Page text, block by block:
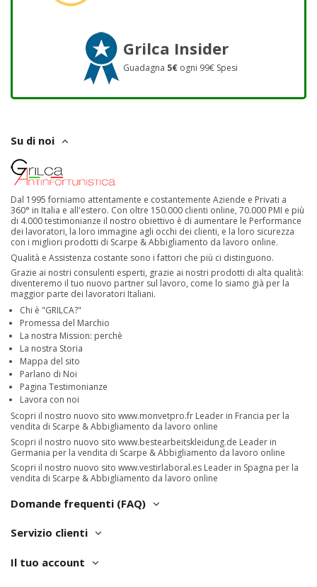
Grilca Insider
Guadagna 5€ ogni 99€ Spesi
Su di noi
Dal 1995 forniamo attentamente e costantemente Aziende e Privati a
360° in Italia e all'estero. Con oltre 150.000 clienti online, 70.000 PMI e più
di 4.000 testimonianze il nostro obiettivo è di aumentare le Performance
dei lavoratori, la loro immagine agli occhi dei clienti, e la loro sicurezza
con i migliori prodotti di Scarpe & Abbigliamento da lavoro online.
Qualità e Assistenza costante sono i fattori che più ci distinguono.
Grazie ai nostri consulenti esperti, grazie ai nostri prodotti di alta qualità:
diventeremo il tuo nuovo partner sul lavoro, come lo siamo già per la
maggior parte dei lavoratori Italiani.
Chi è "GRILCA?"
Promessa del Marchio
La nostra Mission: perchè
La nostra Storia
Mappa del sito
Parlano di Noi
Pagina Testimonianze
Lavora con noi
Scopri il nostro nuovo sito www.monvetpro.fr Leader in Francia per la
vendita di Scarpe & Abbigliamento da lavoro online
Scopri il nostro nuovo sito www.bestearbeitskleidung.de Leader in
Germania per la vendita di Scarpe & Abbigliamento da lavoro online
Scopri il nostro nuovo sito www.vestirlaboral.es Leader in Spagna per la
vendita di Scarpe & Abbigliamento da lavoro online
Domande frequenti (FAQ)
Servizio clienti
Il tuo account